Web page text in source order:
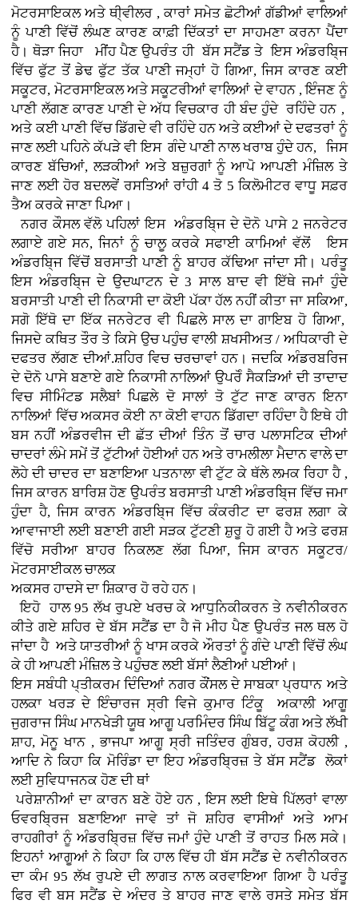
ਮੋਟਰਸਾਇਕਲ ਅਤੇ ਥੀ੍ਵੀਲਰ , ਕਾਰਾਂਸਮੇਤ ਛੋਟੀਆਂ ਗੱਡੀਆਂ ਵਾਲਿਆਂ
ਨੂੰ ਪਾਣੀ ਵਿੱਚੋਂ ਲੰਘਣ ਕਾਰਣ ਕਾਫ਼ੀ ਦਿੱਕਤਾਂ ਦਾ ਸਾਹਮਣਾ ਕਰਨਾ ਪੈਂਦਾ
ਹੈ। ਥੋੜਾ ਜਿਹਾ ਮੀਂਹ ਪੈਣ ਉਪਰੰਤ ਹੀ ਬੱਸ ਸਟੈਂਡ ਤੇ ਇਸ ਅੰਡਰਬਿ੍ਜ
ਵਿੱਚ ਫੁੱਟ ਤੋਂ ਡੇਢ ਫੁੱਟ ਤੱਕ ਪਾਣੀ ਜਮ੍ਹਾਂ ਹੋ ਗਿਆ, ਜਿਸ ਕਾਰਣ ਕਈ
ਸਕੂਟਰ, ਮੋਟਰਸਾਇਕਲ ਅਤੇ ਸਕੂਟਰੀਆਂ ਵਾਲਿਆਂ ਦੇ ਵਾਹਨ , ਇੰਜਣ ਨੂੰ
ਪਾਣੀ ਲੱਗਣ ਕਾਰਣ ਪਾਣੀ ਦੇ ਅੱਧ ਵਿਚਕਾਰ ਹੀ ਬੰਦ ਹੁੰਦੇ ਰਹਿੰਦੇ ਹਨ ,
ਅਤੇ ਕਈ ਪਾਣੀ ਵਿੱਚ ਡਿੱਗਦੇ ਵੀ ਰਹਿੰਦੇ ਹਨ ਅਤੇ ਕਈਆਂ ਦੇ ਦਫਤਰਾਂ ਨੂੰ
ਜਾਣ ਲਈ ਪਹਿਨੇ ਕੱਪੜੇ ਵੀ ਇਸ ਗੰਦੇ ਪਾਣੀ ਨਾਲ ਖਰਾਬ ਹੁੰਦੇ ਹਨ, ਜਿਸ
ਕਾਰਣ ਬੱਚਿਆਂ, ਲੜਕੀਆਂ ਅਤੇ ਬਜ਼ੁਰਗਾਂ ਨੂੰ ਆਪੋ ਆਪਣੀ ਮੰਜ਼ਿਲ ਤੇ
ਜਾਣ ਲਈ ਹੋਰ ਬਦਲਵੇਂ ਰਸਤਿਆਂ ਰਾਂਹੀ 4 ਤੋ 5 ਕਿਲੋਮੀਟਰ ਵਾਧੂ ਸਫ਼ਰ
ਤੈਅ ਕਰਕੇ ਜਾਣਾ ਪਿਆ।
ਨਗਰ ਕੌਸਲ ਵੱਲੋ ਪਹਿਲਾਂ ਇਸ ਅੰਡਰਬਿ੍ਜ ਦੇ ਦੋਨੋ ਪਾਸੇ 2 ਜਨਰੇਟਰ
ਲਗਾਏ ਗਏ ਸਨ, ਜਿਨਾਂ ਨੂੰ ਚਾਲੂ ਕਰਕੇ ਸਫਾਈ ਕਾਮਿਆਂ ਵੱਲੋਂ ਇਸ
ਅੰਡਰਬਿ੍ਜ ਵਿੱਚੋਂ ਬਰਸਾਤੀ ਪਾਣੀ ਨੂੰ ਬਾਹਰ ਕੱਢਿਆ ਜਾਂਦਾ ਸੀ। ਪਰੰਤੂ
ਇਸ ਅੰਡਰਬਿ੍ਜ ਦੇ ਉਦਘਾਟਨ ਦੇ 3 ਸਾਲ ਬਾਦ ਵੀ ਇੱਥੇ ਜਮਾਂ ਹੁੰਦੇ
ਬਰਸਾਤੀ ਪਾਣੀ ਦੀ ਨਿਕਾਸੀ ਦਾ ਕੋਈ ਪੱਕਾ ਹੱਲ ਨਹੀਂ ਕੀਤਾ ਜਾ ਸਕਿਆ,
ਸਗੋ ਇੱਥੋ ਦਾ ਇੱਕ ਜਨਰੇਟਰ ਵੀ ਪਿਛਲੇ ਸਾਲ ਦਾ ਗਾਇਬ ਹੋ ਗਿਆ,
ਜਿਸਦੇ ਕਥਿਤ ਤੌਰ ਤੇ ਕਿਸੇ ਉਚ ਪਹੁੰਚ ਵਾਲੀ ਸ਼ਖਸੀਅਤ / ਅਧਿਕਾਰੀ ਦੇ
ਦਫਤਰ ਲੱਗਣ ਦੀਆਂ.ਸ਼ਹਿਰ ਵਿਚ ਚਰਚਾਵਾਂ ਹਨ। ਜਦਕਿ ਅੰਡਰਬਰਿਜ
ਦੇ ਦੋਨੋ ਪਾਸੇ ਬਣਾਏ ਗਏ ਨਿਕਾਸੀ ਨਾਲਿਆਂ ਉਪਰੋੰ ਸੈਕੜਿਆਂ ਦੀ ਤਾਦਾਦ
ਵਿਚ ਸੀਮਿੰਟਡ ਸਲੈਬਾਂ ਪਿਛਲੇ ਦੋ ਸਾਲਾਂ ਤੋ ਟੁੱਟ ਜਾਣ ਕਾਰਨ ਇਨਾ
ਨਾਲਿਆਂ ਵਿੱਚ ਅਕਸਰ ਕੋਈ ਨਾ ਕੋਈ ਵਾਹਨ ਡਿੱਗਦਾ ਰਹਿੰਦਾ ਹੈ ਇਥੇ ਹੀ
ਬਸ ਨਹੀਂ ਅੰਡਰਵੀਜ ਦੀ ਛੱਤ ਦੀਆਂ ਤਿੰਨ ਤੋਂ ਚਾਰ ਪਲਾਸਟਿਕ ਦੀਆਂ
ਚਾਦਰਾਂ ਲੰਮੇ ਸਮੇਂ ਤੋਂ ਟੁੱਟੀਆਂ ਹੋਈਆਂ ਹਨ ਅਤੇ ਰਾਮਲੀਲਾ ਮੈਦਾਨ ਵਾਲੇ ਦਾ
ਲੋਹੇ ਦੀ ਚਾਦਰ ਦਾ ਬਣਾਇਆ ਪਤਨਾਲਾ ਵੀ ਟੁੱਟ ਕੇ ਥੱਲੇ ਲਮਕ ਰਿਹਾ ਹੈ ,
ਜਿਸ ਕਾਰਨ ਬਾਰਿਸ਼ ਹੋਣ ਉਪਰੰਤ ਬਰਸਾਤੀ ਪਾਣੀ ਅੰਡਰਬਿ੍ਜ ਵਿੱਚ ਜਮਾ
ਹੁੰਦਾ ਹੈ, ਜਿਸ ਕਾਰਨ ਅੰਡਰਬਿ੍ਜ ਵਿੱਚ ਕੰਕਰੀਟ ਦਾ ਫਰਸ਼ ਲਗਾ ਕੇ
ਆਵਾਜਾਈ ਲਈ ਬਣਾਈ ਗਈ ਸੜਕ ਟੁੱਟਣੀ ਸ਼ੁਰੂ ਹੋ ਗਈ ਹੈ ਅਤੇ ਫਰਸ਼
ਵਿੱਚੋ ਸਰੀਆ ਬਾਹਰ ਨਿਕਲਣ ਲੱਗ ਪਿਆ, ਜਿਸ ਕਾਰਨ ਸਕੂਟਰ/
ਮੋਟਰਸਾਈਕਲ ਚਾਲਕ
ਅਕਸਰ ਹਾਦਸੇ ਦਾ ਸ਼ਿਕਾਰ ਹੋ ਰਹੇ ਹਨ।
ਇਹੋ ਹਾਲ 95 ਲੱਖ ਰੁਪਏ ਖਰਚ ਕੇ ਆਧੁਨਿਕੀਕਰਨ ਤੇ ਨਵੀਨੀਕਰਨ
ਕੀਤੇ ਗਏ ਸ਼ਹਿਰ ਦੇ ਬੱਸ ਸਟੈਂਡ ਦਾ ਹੈ ਜੋ ਮੀਹ ਪੈਣ ਉਪਰੰਤ ਜਲ ਥਲ ਹੋ
ਜਾਂਦਾ ਹੈ ਅਤੇ ਯਾਤਰੀਆਂ ਨੂੰ ਖਾਸ ਕਰਕੇ ਔਰਤਾਂ ਨੂੰ ਗੰਦੇ ਪਾਣੀ ਵਿੱਚੋਂ ਲੰਘ
ਕੇ ਹੀ ਆਪਣੀ ਮੰਜ਼ਿਲ ਤੇ ਪਹੁੰਚਣ ਲਈ ਬੱਸਾਂ ਲੈਣੀਆਂ ਪਈਆਂ।
ਇਸ ਸਬੰਧੀ ਪ੍ਤੀਕਰਮ ਦਿੰਦਿਆਂ ਨਗਰ ਕੌਂਸਲ ਦੇ ਸਾਬਕਾ ਪ੍ਰਧਾਨ ਅਤੇ
ਹਲਕਾ ਖਰੜ ਦੇ ਇੰਚਾਰਜ ਸ੍ਰੀ ਵਿਜੇ ਕੁਮਾਰ ਟਿੰਕੂ ਅਕਾਲੀ ਆਗੂ
ਜੁਗਰਾਜ ਸਿੰਘ ਮਾਨਖੇੜੀ ਯੂਥ ਆਗੂ ਪਰਮਿੰਦਰ ਸਿੰਘ ਬਿੱਟੂ ਕੰਗ ਅਤੇ ਲੱਖੀ
ਸ਼ਾਹ, ਮੋਨੂ ਖਾਨ , ਭਾਜਪਾ ਆਗੂ ਸ੍ਰੀ ਜਤਿੰਦਰ ਗੁੰਬਰ, ਹਰਸ਼ ਕੋਹਲੀ ,
ਆਦਿ ਨੇ ਕਿਹਾ ਕਿ ਮੋਰਿੰਡਾ ਦਾ ਇਹ ਅੰਡਰਬ੍ਰਿਜ਼ ਤੇ ਬੱਸ ਸਟੈਂਡ ਲੋਕਾਂ
ਲਈ ਸੁਵਿਧਾਜਨਕ ਹੋਣ ਦੀ ਥਾਂ
ਪਰੇਸ਼ਾਨੀਆਂ ਦਾ ਕਾਰਨ ਬਣੇ ਹੋਏ ਹਨ , ਇਸ ਲਈ ਇਥੇ ਪਿੱਲਰਾਂ ਵਾਲਾ
ਓਵਰਬ੍ਰਿਜ ਬਣਾਇਆ ਜਾਵੇ ਤਾਂ ਜੋ ਸ਼ਹਿਰ ਵਾਸੀਆਂ ਅਤੇ ਆਮ
ਰਾਹਗੀਰਾਂ ਨੂੰ ਅੰਡਰਬ੍ਰਿਜ਼ ਵਿੱਚ ਜਮਾਂ ਹੁੰਦੇ ਪਾਣੀ ਤੋਂ ਰਾਹਤ ਮਿਲ ਸਕੇ।
ਇਹਨਾਂ ਆਗੂਆਂ ਨੇ ਕਿਹਾ ਕਿ ਹਾਲ ਵਿੱਚ ਹੀ ਬੱਸ ਸਟੈਂਡ ਦੇ ਨਵੀਨੀਕਰਨ
ਦਾ ਕੰਮ 95 ਲੱਖ ਰੁਪਏ ਦੀ ਲਾਗਤ ਨਾਲ ਕਰਵਾਇਆ ਗਿਆ ਹੈ ਪਰੰਤੂ
ਫਿਰ ਵੀ ਬਸ ਸਟੈਂਡ ਦੇ ਅੰਦਰ ਤੇ ਬਾਹਰ ਜਾਣ ਵਾਲੇ ਰਸਤੇ ਸਮੇਤ ਬੱਸ